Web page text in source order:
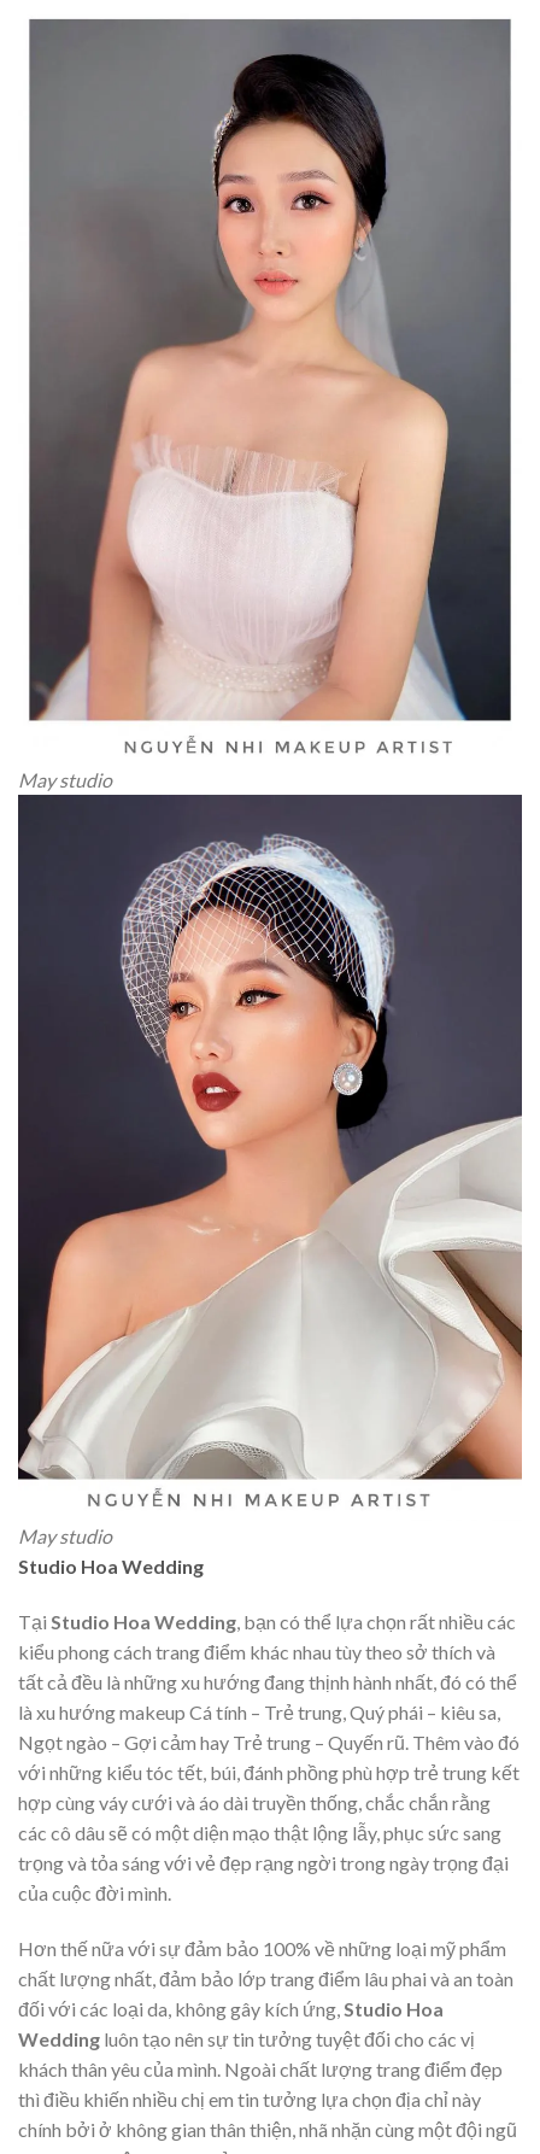
May studio
May studio
Studio Hoa Wedding
Tại Studio Hoa Wedding, bạn có thể lựa chọn rất nhiều các
kiểu phong cách trang điểm khác nhau tùy theo sở thích và
tất cả đều là những xu hướng đang thịnh hành nhất, đó có thể
là xu hướng makeup Cá tính – Trẻ trung, Quý phái – kiêu sa,
Ngọt ngào – Gợi cảm hay Trẻ trung – Quyến rũ. Thêm vào đó
với những kiểu tóc tết, búi, đánh phồng phù hợp trẻ trung kết
hợp cùng váy cưới và áo dài truyền thống, chắc chắn rằng
các cô dâu sẽ có một diện mạo thật lộng lẫy, phục sức sang
trọng và tỏa sáng với vẻ đẹp rạng ngời trong ngày trọng đại
của cuộc đời mình.
Hơn thế nữa với sự đảm bảo 100% về những loại mỹ phẩm
chất lượng nhất, đảm bảo lớp trang điểm lâu phai và an toàn
đối với các loại da, không gây kích ứng, Studio Hoa
Wedding luôn tạo nên sự tin tưởng tuyệt đối cho các vị
khách thân yêu của mình. Ngoài chất lượng trang điểm đẹp
thì điều khiến nhiều chị em tin tưởng lựa chọn địa chỉ này
chính bởi ở không gian thân thiện, nhã nhặn cùng một đội ngũ